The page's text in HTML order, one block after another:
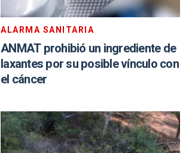
ALARMA SANITARIA
ANMAT prohibió un ingrediente de
laxantes por su posible vínculo con
el cáncer